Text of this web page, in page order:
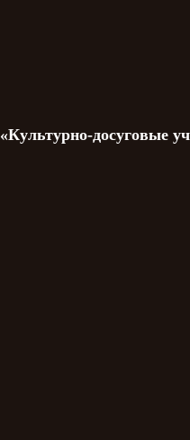
«Культурно-досуговые